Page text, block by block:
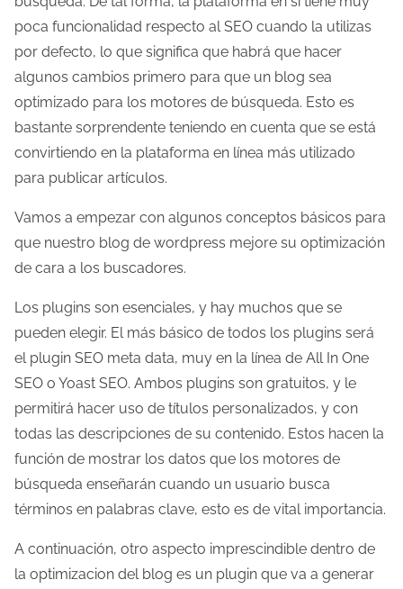
e
l
e
c
t
u
r
d
e
l
a
e
n
t
r
a
d
a
poca funcionalidad respecto al SEO cuando la utilizas
por defecto, lo que significa que habrá que hacer
algunos cambios primero para que un blog sea
optimizado para los motores de búsqueda. Esto es
bastante sorprendente teniendo en cuenta que se está
convirtiendo en la plataforma en línea más utilizado
para publicar artículos.
Vamos a empezar con algunos conceptos básicos para
que nuestro blog de wordpress mejore su optimización
de cara a los buscadores.
Los plugins son esenciales, y hay muchos que se
pueden elegir. El más básico de todos los plugins será
el plugin SEO meta data, muy en la línea de All In One
SEO o Yoast SEO. Ambos plugins son gratuitos, y le
permitirá hacer uso de títulos personalizados, y con
todas las descripciones de su contenido. Estos hacen la
función de mostrar los datos que los motores de
búsqueda enseñarán cuando un usuario busca
términos en palabras clave, esto es de vital importancia.
A continuación, otro aspecto imprescindible dentro de
la optimizacion del blog es un plugin que va a generar